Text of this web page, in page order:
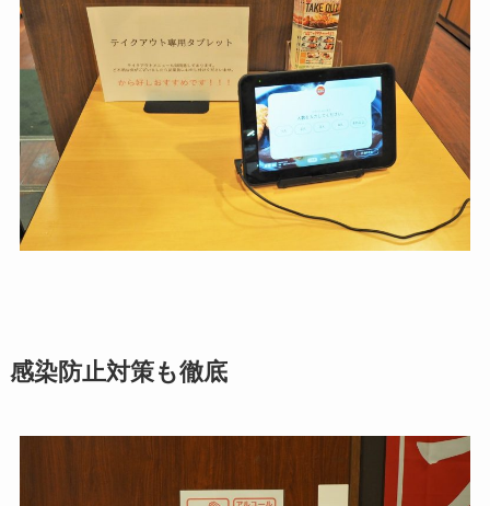
感染防止対策も徹底